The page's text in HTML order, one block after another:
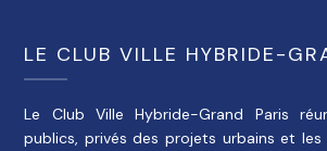
LE CLUB VILLE HYBRIDE-
Le Club Ville Hybride-Grand Paris
publics, privés des projets urbains et les